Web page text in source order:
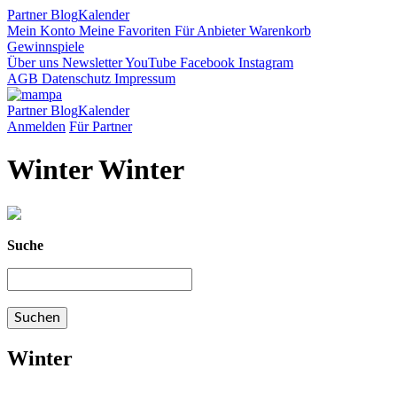
PartnerBlogKalender
Mein Konto Meine Favoriten Für AnbieterWarenkorb
Gewinnspiele
Über uns NewsletterYouTube Facebook Instagram
AGB Datenschutz Impressum
PartnerBlogKalender
Anmelden Für Partner
Winter Winter
Suche
Winter